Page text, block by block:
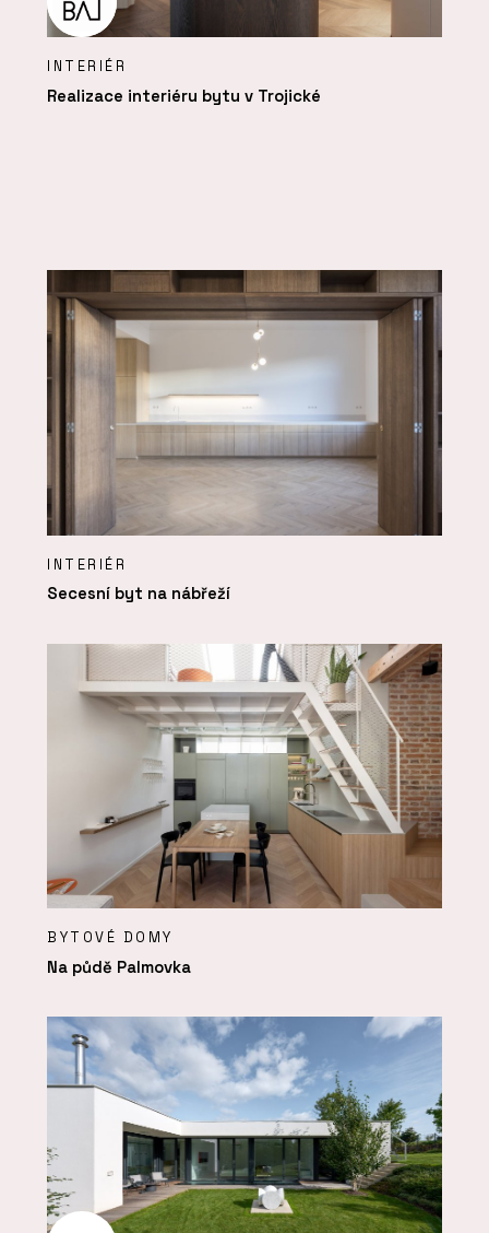
INTERIÉR
Realizace interiéru bytu v Trojické
INTERIÉR
Secesní byt na nábřeží
BYTOVÉ DOMY
Na půdě Palmovka